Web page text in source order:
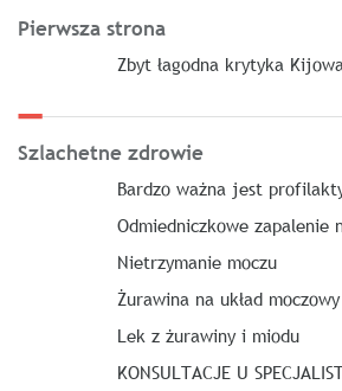
Pierwsza strona
Zbyt łagodna krytyka
Szlachetne zdrowie
Bardzo ważna jest
Odmiedniczkowe zapalenie
Nietrzymanie moczu
Żurawina na układ moczowy
Lek z żurawiny i miodu
KONSULTACJE U